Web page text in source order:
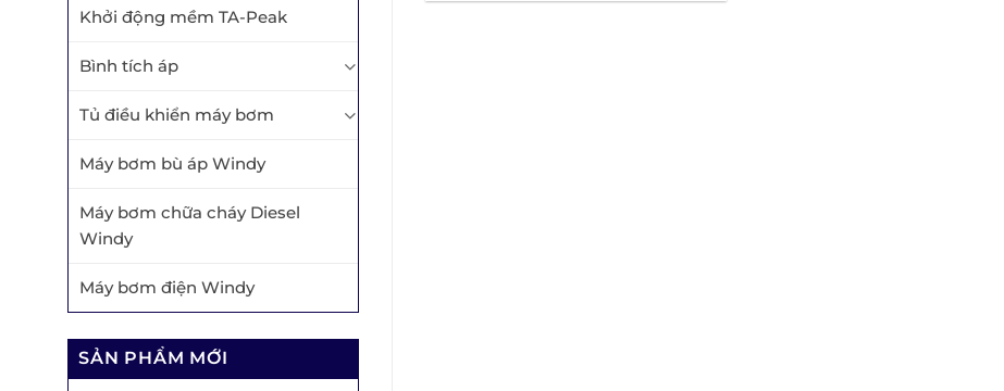
Khởi động mềm TA-Peak
Bình tích áp
Tủ điều khiển máy bơm
Máy bơm bù áp Windy
Máy bơm chữa cháy Diesel
Windy
Máy bơm điện Windy
SẢN PHẨM MỚI